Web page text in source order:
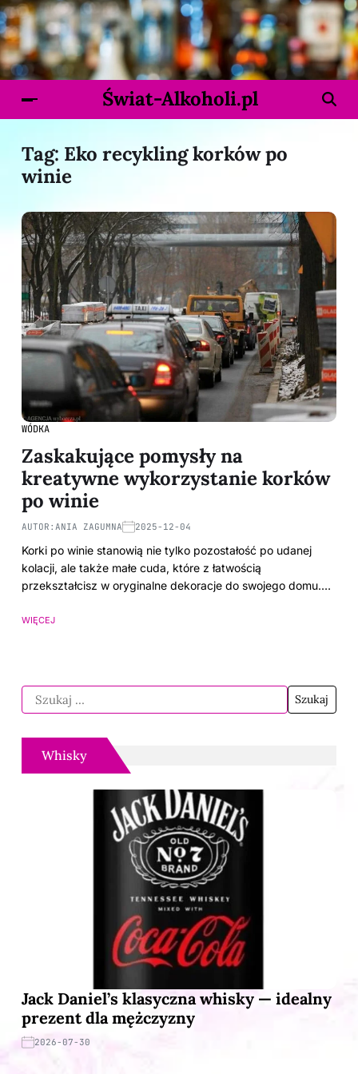
Świat-Alkoholi.pl
Tag: Eko recykling korków po
winie
WÓDKA
Zaskakujące pomysły na
kreatywne wykorzystanie korków
po winie
AUTOR: ANIA ZAGUMNA 2025-12-04
Korki po winie stanowią nie tylko pozostałość po udanej
kolacji, ale także małe cuda, które z łatwością
przekształcisz w oryginalne dekoracje do swojego domu.…
WIĘCEJ
Whisky
Jack Daniel’s klasyczna whisky — idealny
prezent dla mężczyzny
2026-07-30